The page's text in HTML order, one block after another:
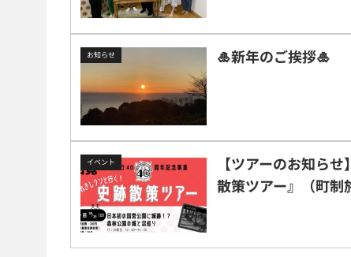
お知らせ 🎍新年のご挨拶🎍
イベント
【ツアーのお知ら
散策ツアー』（町